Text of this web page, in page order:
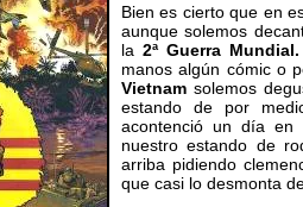
Bien es cierto que en
aunque solemos
la 2ª Guerra Mundial.
manos algún cómic o
Vietnam solemos
estando de por
acontenció un día
nuestro estando de
arriba pidiendo
que casi lo desmonta